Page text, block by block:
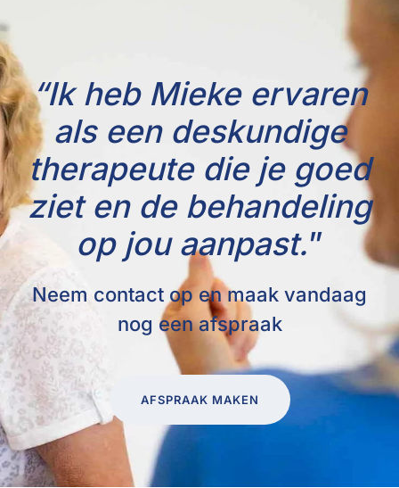
“Ik heb Mieke ervaren
als een deskundige
therapeute die je goed
ziet en de behandeling
op jou aanpast.”
Neem contact op en maak vandaag
nog een afspraak
AFSPRAAK MAKEN